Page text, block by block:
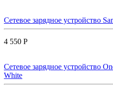
Сетевое зарядное устройство
4 550 Р
Сетевое зарядное устройство
White